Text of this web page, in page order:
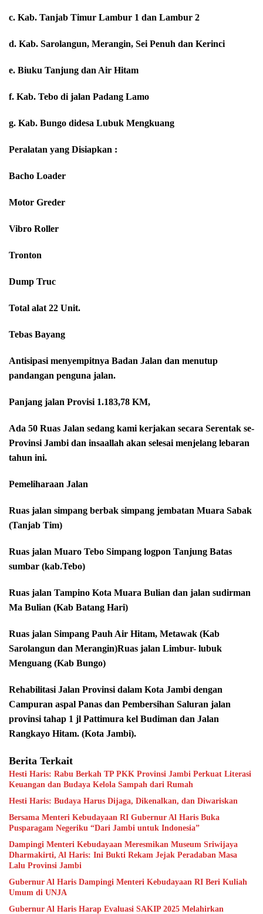
c. Kab. Tanjab Timur Lambur 1 dan Lambur 2
d. Kab. Sarolangun, Merangin, Sei Penuh dan Kerinci
e. Biuku Tanjung dan Air Hitam
f. Kab. Tebo di jalan Padang Lamo
g. Kab. Bungo didesa Lubuk Mengkuang
Peralatan yang Disiapkan :
Bacho Loader
Motor Greder
Vibro Roller
Tronton
Dump Truc
Total alat 22 Unit.
Tebas Bayang
Antisipasi menyempitnya Badan Jalan dan menutup
pandangan penguna jalan.
Panjang jalan Provisi 1.183,78 KM,
Ada 50 Ruas Jalan sedang kami kerjakan secara Serentak se-
Provinsi Jambi dan insaallah akan selesai menjelang lebaran
tahun ini.
Pemeliharaan Jalan
Ruas jalan simpang berbak simpang jembatan Muara Sabak
(Tanjab Tim)
Ruas jalan Muaro Tebo Simpang logpon Tanjung Batas
sumbar (kab.Tebo)
Ruas jalan Tampino Kota Muara Bulian dan jalan sudirman
Ma Bulian (Kab Batang Hari)
Ruas jalan Simpang Pauh Air Hitam, Metawak (Kab
Sarolangun dan Merangin)Ruas jalan Limbur- lubuk
Menguang (Kab Bungo)
Rehabilitasi Jalan Provinsi dalam Kota Jambi dengan
Campuran aspal Panas dan Pembersihan Saluran jalan
provinsi tahap 1 jl Pattimura kel Budiman dan Jalan
Rangkayo Hitam. (Kota Jambi).
Berita Terkait
Hesti Haris: Rabu Berkah TP PKK Provinsi Jambi Perkuat Literasi
Keuangan dan Budaya Kelola Sampah dari Rumah
Hesti Haris: Budaya Harus Dijaga, Dikenalkan, dan Diwariskan
Bersama Menteri Kebudayaan RI Gubernur Al Haris Buka
Pusparagam Negeriku “Dari Jambi untuk Indonesia”
Dampingi Menteri Kebudayaan Meresmikan Museum Sriwijaya
Dharmakirti, Al Haris: Ini Bukti Rekam Jejak Peradaban Masa
Lalu Provinsi Jambi
Gubernur Al Haris Dampingi Menteri Kebudayaan RI Beri Kuliah
Umum di UNJA
Gubernur Al Haris Harap Evaluasi SAKIP 2025 Melahirkan